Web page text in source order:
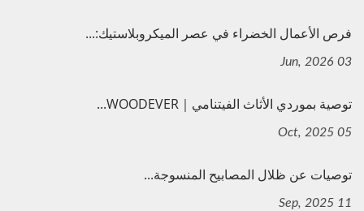
فرص الأعمال الخضراء في عصر الميكروبلاستيك:...
03 Jun, 2026
توصية بموردي الأثاث الفيتنامي｜WOODEVER...
05 Oct, 2025
توصيات عن ظلال المصابيح المنسوجة...
11 Sep, 2025